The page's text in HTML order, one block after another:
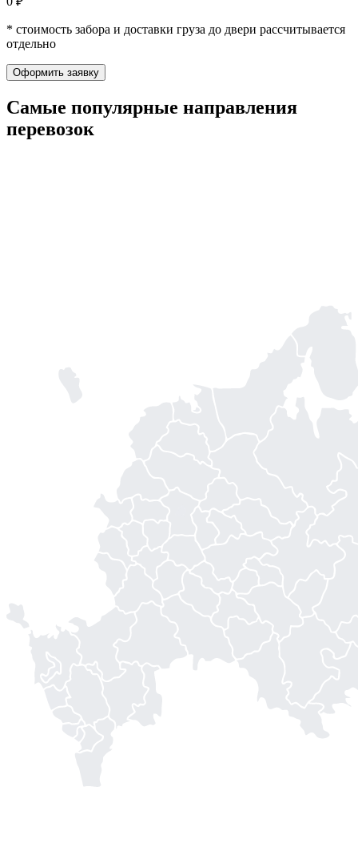
* стоимость забора и доставки груза до двери рассчитывается
отдельно
Оформить заявку
Самые популярные направления
перевозок